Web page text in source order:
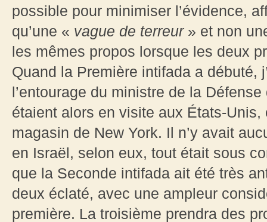
possible pour minimiser l’évidence,
qu’une « vague de terreur» et non
les mêmes propos lorsque les deux
Quand la Première intifada a débuté,
l’entourage du ministre de la
étaient alors en visite aux États-
magasin de New York. Il n’y avait
en Israël, selon eux, tout était sous
que la Seconde intifada ait été très
deux éclaté, avec une ampleur
première. La troisième prendra des